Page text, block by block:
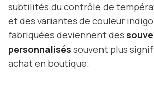
subtilités du contrôle de
et des variantes de couleur
fabriquées deviennent des
personnalisés souvent plus
achat en boutique.